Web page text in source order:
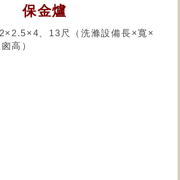
保金爐
、13尺（洗滌設備長×寬×
高）